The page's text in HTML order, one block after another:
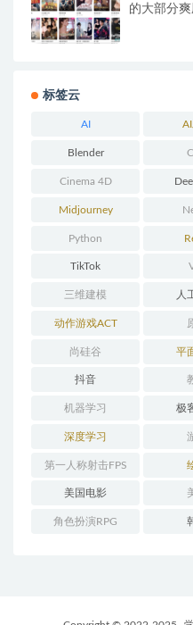
的大部分爽
标签云
AI
Blender
Cinema 4D
Midjourney
Python
TikTok
三维建模 人
动作游戏ACT
尚硅谷 平
抖音
机器学习 极
深度学习
第一人称射击FPS
美国电影
角色扮演RPG